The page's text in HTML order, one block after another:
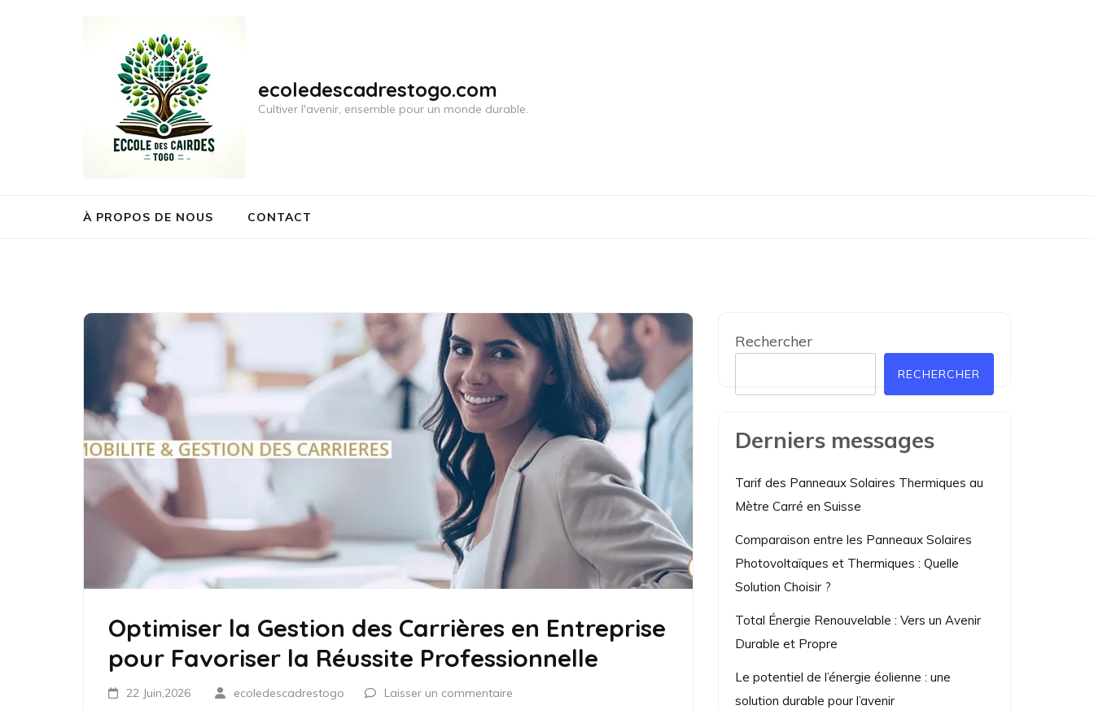
ecoledescadrestogo.com
Cultiver l'avenir, ensemble pour un monde durable.
À PROPOS DE NOUS CONTACT
Optimiser la Gestion des Carrières en Entreprise
pour Favoriser la Réussite Professionnelle
22 Juin,2026 ecoledescadrestogo Laisser un commentaire
Rechercher
RECHERCHER
Derniers messages
Tarif des Panneaux Solaires Thermiques au
Mètre Carré en Suisse
Comparaison entre les Panneaux Solaires
Photovoltaïques et Thermiques : Quelle
Solution Choisir ?
Total Énergie Renouvelable : Vers un Avenir
Durable et Propre
Le potentiel de l’énergie éolienne : une
solution durable pour l’avenir